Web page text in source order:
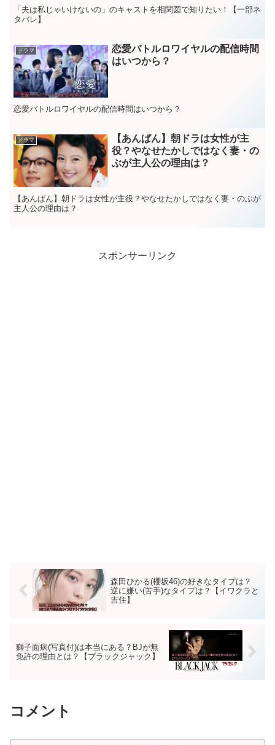
「夫は私じゃいけないの」のキャストを相関図で知りたい！【一部ネ
タバレ】
ドラマ
恋愛バトルロワイヤルの配信時間
はいつから？
恋愛バトルロワイヤルの配信時間はいつから？
ドラマ
【あんぱん】朝ドラは女性が主
役？やなせたかしではなく妻・の
ぶが主人公の理由は？
【あんぱん】朝ドラは女性が主役？やなせたかしではなく妻・のぶが
主人公の理由は？
スポンサーリンク
森田ひかる(櫻坂46)の好きなタイプは？
逆に嫌い(苦手)なタイプは？【イワクラと
吉住】
獅子面病(写真付)は本当にある？BJが無
免許の理由とは？【ブラックジャック】
コメント